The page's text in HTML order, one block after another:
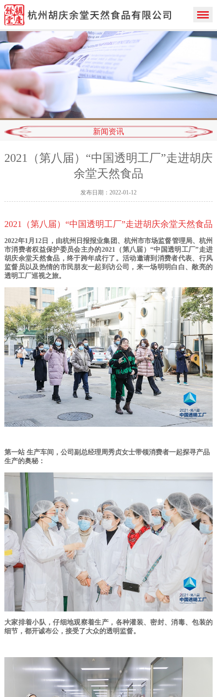
新闻资讯
2021（第八届）“中国透明工厂”走进胡庆
余堂天然食品
发布日期：2022-01-12
2021（第八届）“中国透明工厂”走进胡庆余堂天然食品
2022年1月12日，由杭州日报报业集团、杭州市市场监督管理局、杭州
市消费者权益保护委员会主办的2021（第八届）“中国透明工厂”走进
胡庆余堂天然食品，终于跨年成行了。活动邀请到消费者代表、行风
监督员以及热情的市民朋友一起到访公司， 来一场明明白白、敞亮的
透明工厂巡视之旅。
第一站 生产车间，公司副总经理周秀贞女士带领消费者一起探寻产品
生产的奥秘：
大家排着小队，仔细地观察着生产，各种灌装、密封、消毒、包装的
细节，都开诚布公，接受了大众的透明监督。